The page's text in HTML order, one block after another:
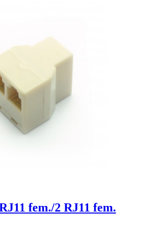
fem./2 RJ11 fem.